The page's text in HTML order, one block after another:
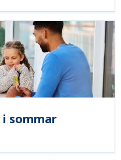
sommar